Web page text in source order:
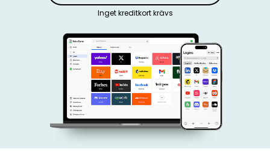
Inget kreditkort krävs